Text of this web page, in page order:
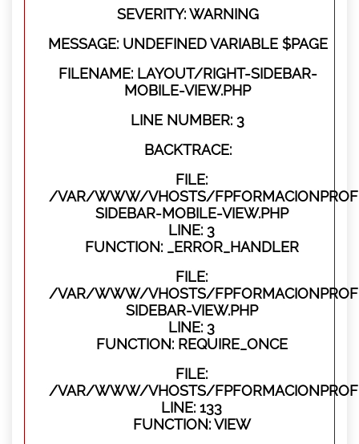
SEVERITY: WARNING
MESSAGE: UNDEFINED VARIABLE $PAGE
FILENAME: LAYOUT/RIGHT-SIDEBAR-
MOBILE-VIEW.PHP
LINE NUMBER: 3
BACKTRACE:
FILE:
/VAR/WWW/VHOSTS/
SIDEBAR-MOBILE-VIEW.PHP
LINE: 3
FUNCTION: _ERROR_HANDLER
FILE:
/VAR/WWW/VHOSTS/
SIDEBAR-VIEW.PHP
LINE: 3
FUNCTION: REQUIRE_ONCE
FILE:
/VAR/WWW/VHOSTS/
LINE: 133
FUNCTION: VIEW